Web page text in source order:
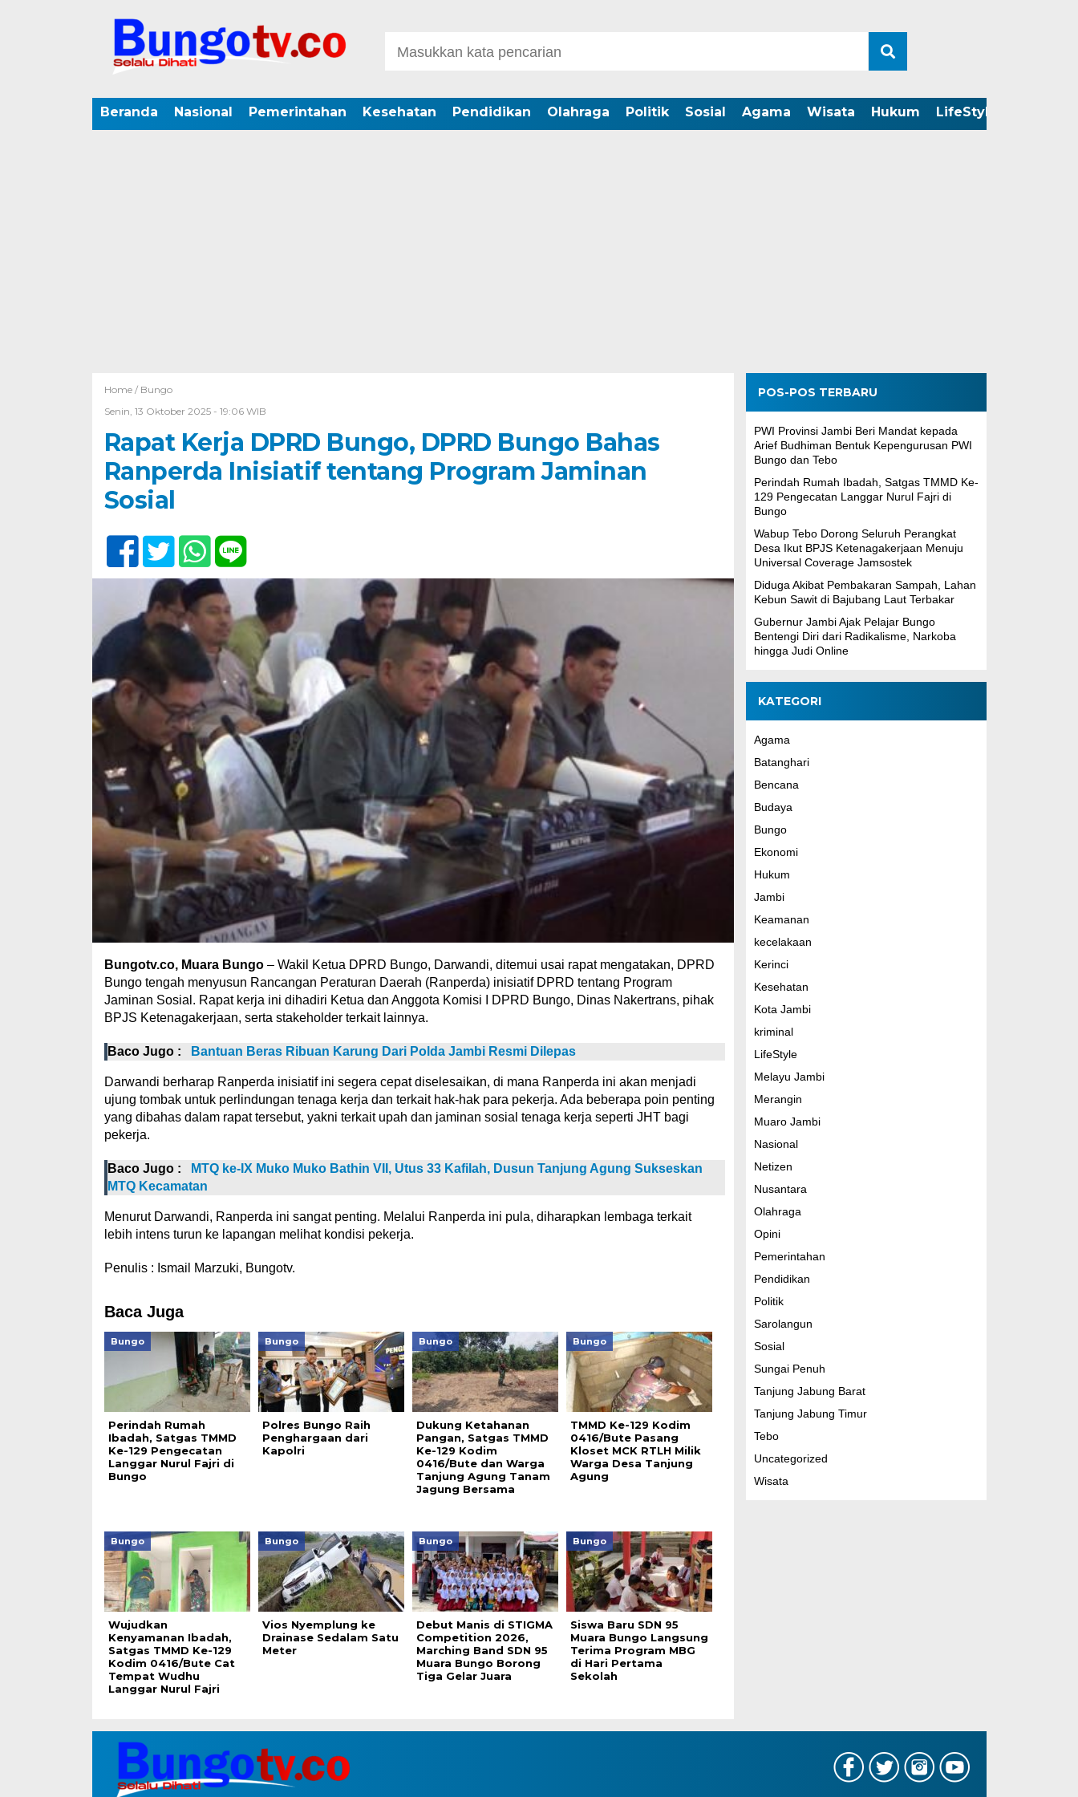
Beranda Nasional Pemerintahan Kesehatan Pendidikan Olahraga Politik Sosial Agama Wisata Hukum LifeStyle
Home / Bungo
Senin, 13 Oktober 2025 - 19:06 WIB
Rapat Kerja DPRD Bungo, DPRD Bungo Bahas
Ranperda Inisiatif tentang Program Jaminan
Sosial
Bungotv.co, Muara Bungo– Wakil Ketua DPRD Bungo, Darwandi, ditemui usai rapat mengatakan, DPRD
Bungo tengah menyusun Rancangan Peraturan Daerah (Ranperda) inisiatif DPRD tentang Program
Jaminan Sosial. Rapat kerja ini dihadiri Ketua dan Anggota Komisi I DPRD Bungo, Dinas Nakertrans, pihak
BPJS Ketenagakerjaan, serta stakeholder terkait lainnya.
Baco Jugo : Bantuan Beras Ribuan Karung Dari Polda Jambi Resmi Dilepas
Darwandi berharap Ranperda inisiatif ini segera cepat diselesaikan, di mana Ranperda ini akan menjadi
ujung tombak untuk perlindungan tenaga kerja dan terkait hak-hak para pekerja. Ada beberapa poin penting
yang dibahas dalam rapat tersebut, yakni terkait upah dan jaminan sosial tenaga kerja seperti JHT bagi
pekerja.
Baco Jugo :
MTQ ke-IX Muko Muko Bathin VII, Utus 33 Kafilah, Dusun Tanjung Agung Sukseskan
MTQ Kecamatan
Menurut Darwandi, Ranperda ini sangat penting. Melalui Ranperda ini pula, diharapkan lembaga terkait
lebih intens turun ke lapangan melihat kondisi pekerja.
Penulis : Ismail Marzuki, Bungotv.
Baca Juga
Bungo
Perindah Rumah
Ibadah, Satgas TMMD
Ke-129 Pengecatan
Langgar Nurul Fajri di
Bungo
Bungo
Polres Bungo Raih
Penghargaan dari
Kapolri
Bungo
Dukung Ketahanan
Pangan, Satgas TMMD
Ke-129 Kodim
0416/Bute dan Warga
Tanjung Agung Tanam
Jagung Bersama
Bungo
TMMD Ke-129 Kodim
0416/Bute Pasang
Kloset MCK RTLH Milik
Warga Desa Tanjung
Agung
Bungo
Wujudkan
Kenyamanan Ibadah,
Satgas TMMD Ke-129
Kodim 0416/Bute Cat
Tempat Wudhu
Langgar Nurul Fajri
Bungo
Vios Nyemplung ke
Drainase Sedalam Satu
Meter
Bungo
Debut Manis di STIGMA
Competition 2026,
Marching Band SDN 95
Muara Bungo Borong
Tiga Gelar Juara
Bungo
Siswa Baru SDN 95
Muara Bungo Langsung
Terima Program MBG
di Hari Pertama
Sekolah
POS-POS TERBARU
PWI Provinsi Jambi Beri Mandat kepada
Arief Budhiman Bentuk Kepengurusan PWI
Bungo dan Tebo
Perindah Rumah Ibadah, Satgas TMMD Ke-
129 Pengecatan Langgar Nurul Fajri di
Bungo
Wabup Tebo Dorong Seluruh Perangkat
Desa Ikut BPJS Ketenagakerjaan Menuju
Universal Coverage Jamsostek
Diduga Akibat Pembakaran Sampah, Lahan
Kebun Sawit di Bajubang Laut Terbakar
Gubernur Jambi Ajak Pelajar Bungo
Bentengi Diri dari Radikalisme, Narkoba
hingga Judi Online
KATEGORI
Agama
Batanghari
Bencana
Budaya
Bungo
Ekonomi
Hukum
Jambi
Keamanan
kecelakaan
Kerinci
Kesehatan
Kota Jambi
kriminal
LifeStyle
Melayu Jambi
Merangin
Muaro Jambi
Nasional
Netizen
Nusantara
Olahraga
Opini
Pemerintahan
Pendidikan
Politik
Sarolangun
Sosial
Sungai Penuh
Tanjung Jabung Barat
Tanjung Jabung Timur
Tebo
Uncategorized
Wisata